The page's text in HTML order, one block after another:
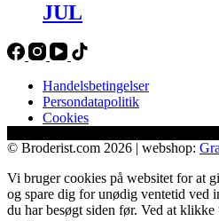
JUL
Handelsbetingelser
Persondatapolitik
Cookies
© Broderist.com 2026 | webshop:
Vi bruger cookies på websitet for at
og spare dig for unødig ventetid ved
du har besøgt siden før. Ved at